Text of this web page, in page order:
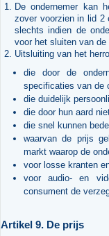
De ondernemer kan
zover voorzien in lid 2
slechts indien de
voor het sluiten van de
Uitsluiting van het
die door de
specificaties van de
die duidelijk
die door hun aard
die snel kunnen
waarvan de prijs
markt waarop de
voor losse kranten
voor audio- en
consument de
Artikel 9. De prijs